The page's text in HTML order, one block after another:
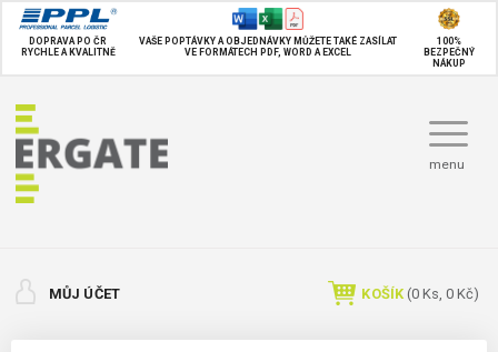
DOPRAVA PO ČR
RYCHLE A KVALITNĚ
VAŠE POPTÁVKY A OBJEDNÁVKY MŮŽETE TAKÉ ZASÍLAT
VE FORMÁTECH PDF, WORD A EXCEL
100%
BEZPEČNÝ
NÁKUP
menu
MŮJ ÚČET KOŠÍK (0 Ks, 0 Kč)